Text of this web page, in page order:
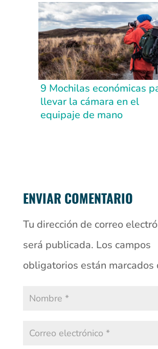
9 Mochilas económicas
llevar la cámara en el
equipaje de mano
ENVIAR COMENTARIO
Tu dirección de correo
será publicada. Los campos
obligatorios están marcados